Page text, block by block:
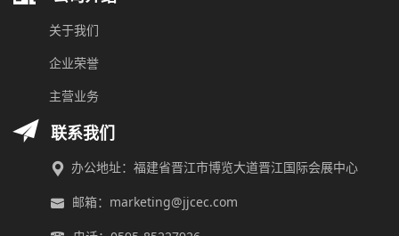
关于我们
企业荣誉
主营业务
联系我们
办公地址：福建省晋江市博览大道晋江国际会展中心
邮箱：marketing@jjcec.com